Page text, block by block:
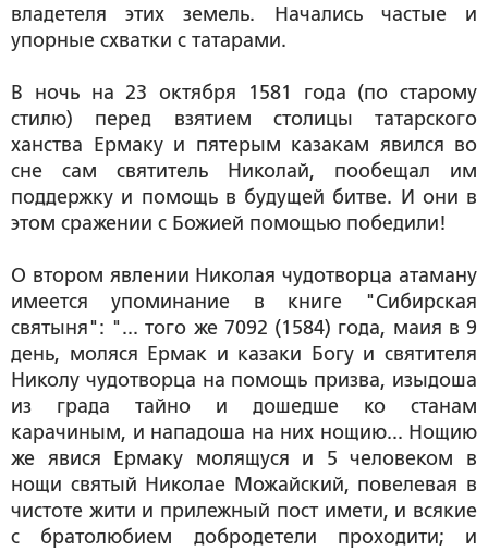
владетеля этих земель. Начались частые и
упорные схватки с татарами.
В ночь на 23 октября 1581 года (по старому
стилю) перед взятием столицы татарского
ханства Ермаку и пятерым казакам явился во
сне сам святитель Николай, пообещал им
поддержку и помощь в будущей битве. И они в
этом сражении с Божией помощью победили!
О втором явлении Николая чудотворца атаману
имеется упоминание в книге "Сибирская
святыня": "... того же 7092 (1584) года, маия в 9
день, моляся Ермак и казаки Богу и святителя
Николу чудотворца на помощь призва, изыдоша
из града тайно и дошедше ко станам
карачиным, и нападоша на них нощию... Нощию
же явися Ермаку молящуся и 5 человеком в
нощи святый Николае Можайский, повелевая в
чистоте жити и прилежный пост имети, и всякие
с братолюбием добродетели проходити; и